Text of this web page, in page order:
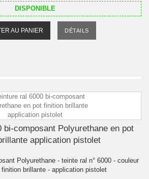
DISPONIBLE
AU PANIER DÉTAILS
bi-composant Polyurethane en pot
application pistolet
Polyurethane - teinte ral n° 6000 - couleur
brillante - application pistolet